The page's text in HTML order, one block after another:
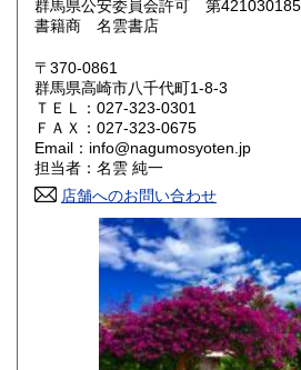
鳥取県 400円 島
岡山県
山口県 400円
香川県 400円
高知県 400円
400円
400円 大
400円 鹿児
群馬県公安委員会許可 第
書籍商 名雲書店
〒370-0861
群馬県高崎市八千代町1-8-3
ＴＥＬ：027-323-0301
ＦＡＸ：027-323-0675
Email：info@nagumosyoten.jp
担当者：名雲 純一
店舗へのお問い合わせ